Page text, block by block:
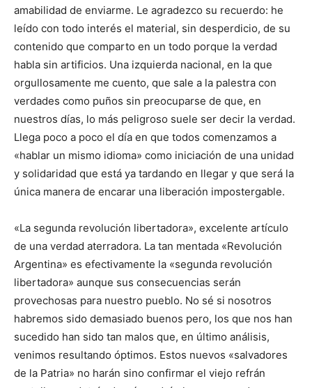
amabilidad de enviarme. Le agradezco su recuerdo: he
leído con todo interés el material, sin desperdicio, de su
contenido que comparto en un todo porque la verdad
habla sin artificios. Una izquierda nacional, en la que
orgullosamente me cuento, que sale a la palestra con
verdades como puños sin preocuparse de que, en
nuestros días, lo más peligroso suele ser decir la verdad.
Llega poco a poco el día en que todos comenzamos a
«hablar un mismo idioma» como iniciación de una unidad
y solidaridad que está ya tardando en llegar y que será la
única manera de encarar una liberación impostergable.
«La segunda revolución libertadora», excelente artículo
de una verdad aterradora. La tan mentada «Revolución
Argentina» es efectivamente la «segunda revolución
libertadora» aunque sus consecuencias serán
provechosas para nuestro pueblo. No sé si nosotros
habremos sido demasiado buenos pero, los que nos han
sucedido han sido tan malos que, en último análisis,
venimos resultando óptimos. Estos nuevos «salvadores
de la Patria» no harán sino confirmar el viejo refrán